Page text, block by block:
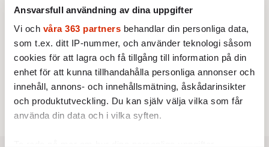
Ansvarsfull användning av dina uppgifter
Vi och våra 363 partners behandlar din personliga data,
som t.ex. ditt IP-nummer, och använder teknologi såsom
cookies för att lagra och få tillgång till information på din
enhet för att kunna tillhandahålla personliga annonser och
innehåll, annons- och innehållsmätning, åskådarinsikter
och produktutveckling. Du kan själv välja vilka som får
använda din data och i vilka syften.
4.Frans Wachtmeister:Ja, AC är ett hot mot den
franska civilisationen
5.Bitte Assarmo:Sagan om den lågbegåvade
ursprungsbefolkningen i Filipstad
KRÖNIKA
6. Sakine Madon:
Efter islamistdådet oroar sig
vänstern för Agnes Wold